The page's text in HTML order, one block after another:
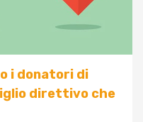
i donatori di
direttivo che